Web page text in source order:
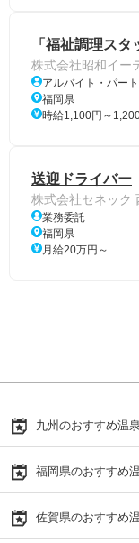
「福祉調理ス
株式会社昭和イー
アルバイト・パート
福岡県
時給1,100円～
送迎ドライバー
株式会社セネック
業務委託
福岡県
月給20万円～
九州のおすすめ温
福岡県のおすすめ
佐賀県のおすすめ